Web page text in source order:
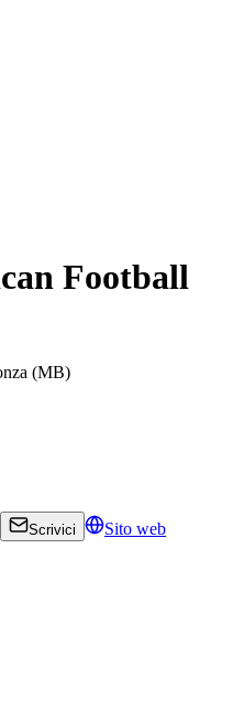
Football
(MB)
Scrivici Sito web